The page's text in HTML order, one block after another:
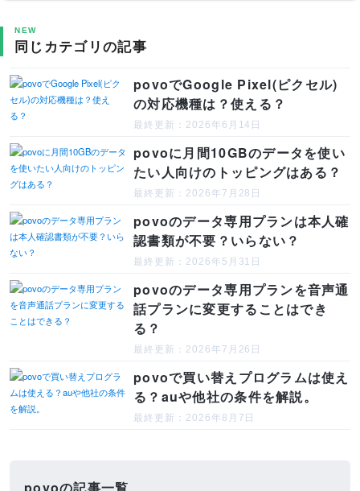
NEW
同じカテゴリの記事
povoでGoogle Pixel(ピクセル)
の対応機種は？使える？
最終更新：2026年6月14日
povoに月間10GBのデータを使い
たい人向けのトッピングはある？
最終更新：2026年7月28日
povoのデータ専用プランは本人確
認書類が不要？いらない？
最終更新：2026年5月31日
povoのデータ専用プランを音声通
話プランに変更することはでき
る？
最終更新：2026年7月26日
povoで買い替えプログラムは使え
る？auや他社の条件を解説。
最終更新：2026年8月7日